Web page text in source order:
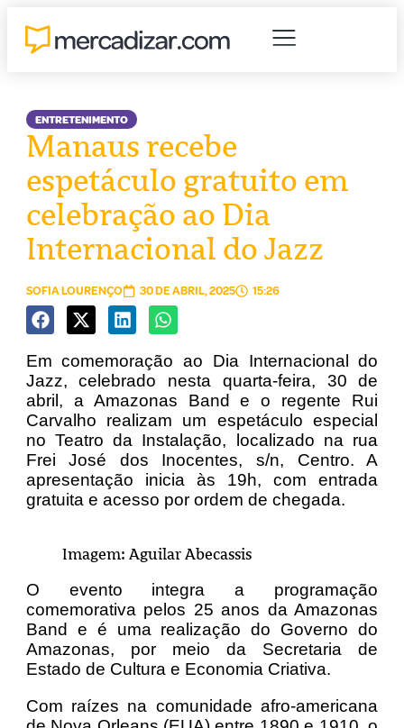
ENTRETENIMENTO
Manaus recebe
espetáculo gratuito em
celebração ao Dia
Internacional do Jazz
SOFIA LOURENÇO 30 DE ABRIL, 2025 15:26
Em comemoração ao Dia Internacional do
Jazz, celebrado nesta quarta-feira, 30 de
abril, a Amazonas Band e o regente Rui
Carvalho realizam um espetáculo especial
no Teatro da Instalação, localizado na rua
Frei José dos Inocentes, s/n, Centro. A
apresentação inicia às 19h, com entrada
gratuita e acesso por ordem de chegada.
Imagem: Aguilar Abecassis
O evento integra a programação
comemorativa pelos 25 anos da Amazonas
Band e é uma realização do Governo do
Amazonas, por meio da Secretaria de
Estado de Cultura e Economia Criativa.
Com raízes na comunidade afro-americana